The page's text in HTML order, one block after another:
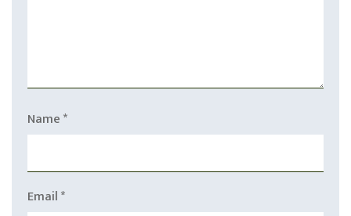
Name*
Email*